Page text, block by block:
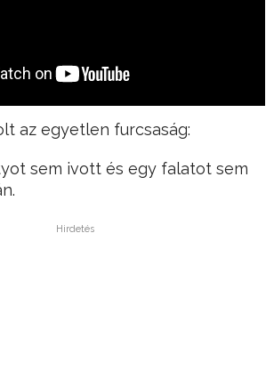
az egyetlen furcsaság:
sem ivott és egy falatot sem
Hirdetés